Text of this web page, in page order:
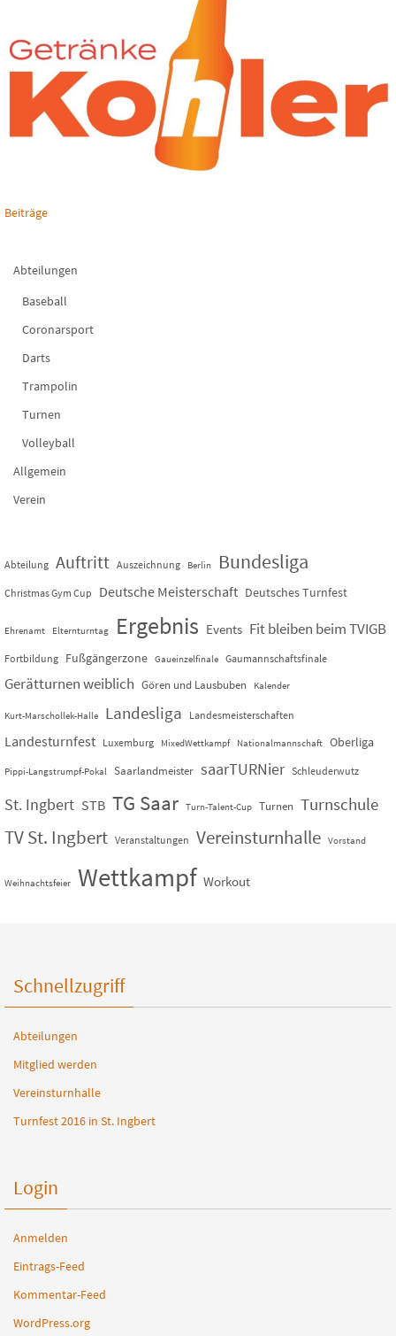
Beiträge
Abteilungen
Baseball
Coronarsport
Darts
Trampolin
Turnen
Volleyball
Allgemein
Verein
Abteilung Auftritt Auszeichnung Berlin Bundesliga
Christmas Gym Cup Deutsche Meisterschaft Deutsches Turnfest
Ehrenamt Elternturntag Ergebnis Events Fit bleiben beim TVIGB
Fortbildung Fußgängerzone Gaueinzelfinale Gaumannschaftsfinale
Gerätturnen weiblich Gören und Lausbuben Kalender
Kurt-Marschollek-Halle Landesliga Landesmeisterschaften
Landesturnfest Luxemburg MixedWettkampf Nationalmannschaft Oberliga
Pippi-Langstrumpf-Pokal Saarlandmeister saarTURNier Schleuderwutz
St. Ingbert STB TG Saar Turn-Talent-Cup Turnen Turnschule
TV St. Ingbert Veranstaltungen Vereinsturnhalle Vorstand
Weihnachtsfeier Wettkampf Workout
Schnellzugriff
Abteilungen
Mitglied werden
Vereinsturnhalle
Turnfest 2016 in St. Ingbert
Login
Anmelden
Eintrags-Feed
Kommentar-Feed
WordPress.org